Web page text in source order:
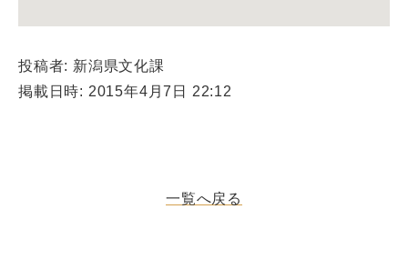
投稿者: 新潟県文化課
掲載日時: 2015年4月7日 22:12
一覧へ戻る